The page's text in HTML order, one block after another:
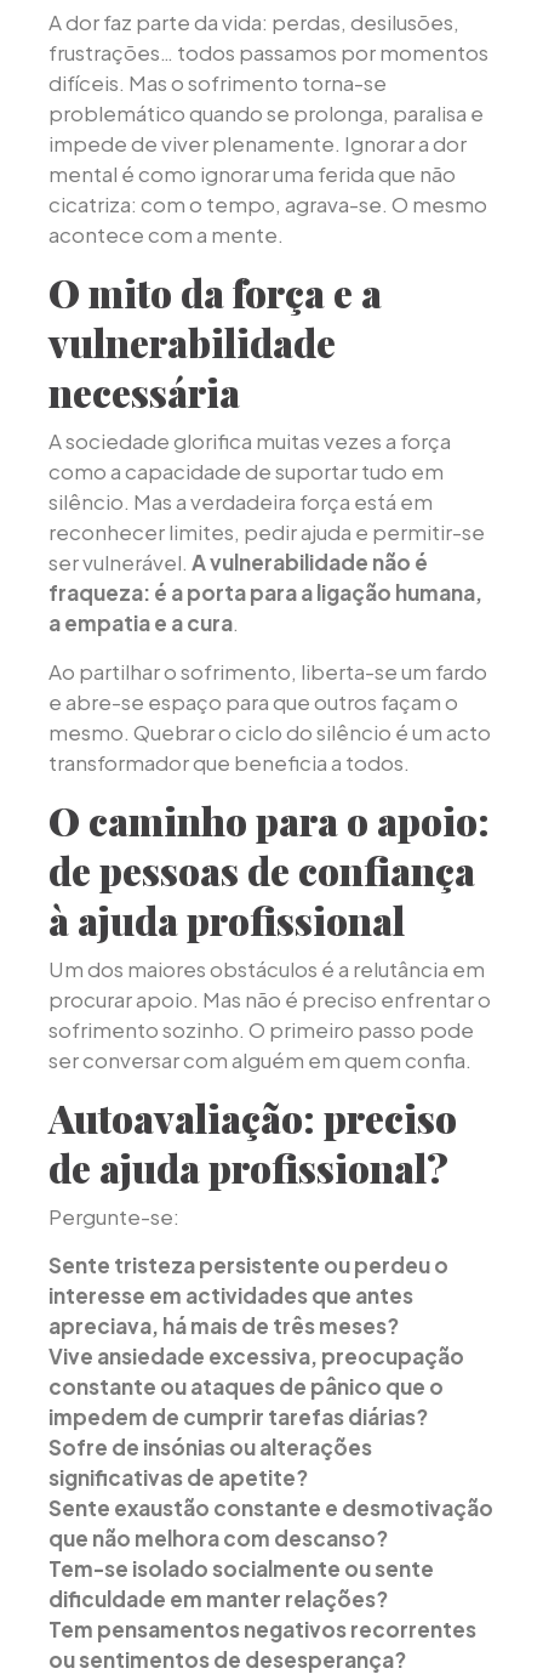
A dor faz parte da vida: perdas, desilusões,
frustrações… todos passamos por momentos
difíceis. Mas o sofrimento torna-se
problemático quando se prolonga, paralisa e
impede de viver plenamente. Ignorar a dor
mental é como ignorar uma ferida que não
cicatriza: com o tempo, agrava-se. O mesmo
acontece com a mente.
O mito da força e a
vulnerabilidade
necessária
A sociedade glorifica muitas vezes a força
como a capacidade de suportar tudo em
silêncio. Mas a verdadeira força está em
reconhecer limites, pedir ajuda e permitir-se
ser vulnerável. A vulnerabilidade não é
fraqueza: é a porta para a ligação humana,
a empatia e a cura.
Ao partilhar o sofrimento, liberta-se um fardo
e abre-se espaço para que outros façam o
mesmo. Quebrar o ciclo do silêncio é um acto
transformador que beneficia a todos.
O caminho para o apoio:
de pessoas de confiança
à ajuda profissional
Um dos maiores obstáculos é a relutância em
procurar apoio. Mas não é preciso enfrentar o
sofrimento sozinho. O primeiro passo pode
ser conversar com alguém em quem confia.
Autoavaliação: preciso
de ajuda profissional?
Pergunte-se:
Sente tristeza persistente ou perdeu o
interesse em actividades que antes
apreciava, há mais de três meses?
Vive ansiedade excessiva, preocupação
constante ou ataques de pânico que o
impedem de cumprir tarefas diárias?
Sofre de insónias ou alterações
significativas de apetite?
Sente exaustão constante e desmotivação
que não melhora com descanso?
Tem-se isolado socialmente ou sente
dificuldade em manter relações?
Tem pensamentos negativos recorrentes
ou sentimentos de desesperança?